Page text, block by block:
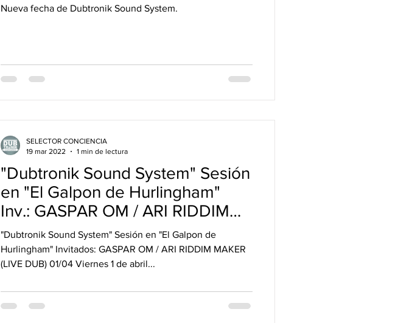
Nueva fecha de Dubtronik Sound System.
"Dubtronik Sound System" Sesión
en "El Galpon de Hurlingham"
Inv.: GASPAR OM / ARI RIDDIM
MAKER
"Dubtronik Sound System" Sesión en "El Galpon de
Hurlingham" Invitados: GASPAR OM / ARI RIDDIM MAKER
(LIVE DUB) 01/04 Viernes 1 de abril...
SELECTOR CONCIENCIA
19 mar 2022
1 min de lectura